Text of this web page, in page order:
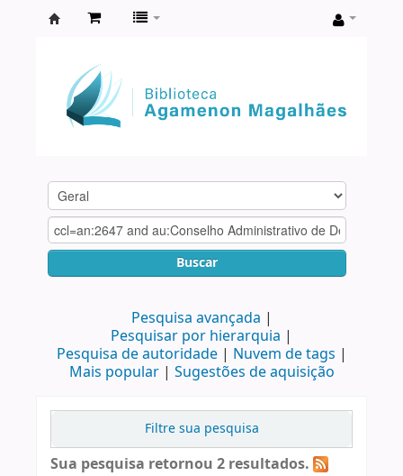
Agamenon
Magalhães
Buscar
Pesquisa avançada
Pesquisar por hierarquia
Pesquisa de autoridade
Nuvem de tags
Mais popular
Sugestões de aquisição
Filtre sua pesquisa
Sua pesquisa retornou 2 resultados.